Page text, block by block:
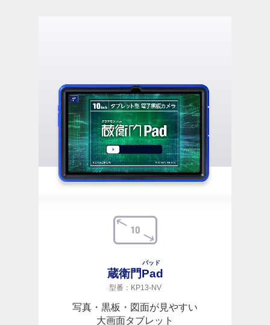
蔵衛門Pad
パッド
型番：KP13-NV
写真・黒板・図面が見やすい
大画面タブレット